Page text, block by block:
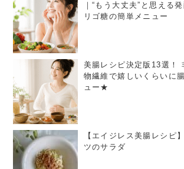
｜“もう大丈夫”と思える
リゴ糖の簡単メニュー
美腸レシピ決定版13選！
物繊維で嬉しいくらいに
ュー★
【エイジレス美腸レシピ
ツのサラダ